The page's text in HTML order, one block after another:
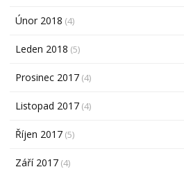
Únor 2018 (4)
Leden 2018 (5)
Prosinec 2017 (4)
Listopad 2017 (4)
Říjen 2017 (5)
Září 2017 (4)